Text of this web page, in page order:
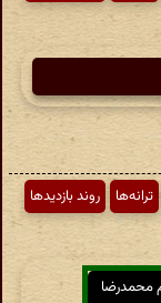
ترانه‌ها
روند بازدیدها
محمدرضا